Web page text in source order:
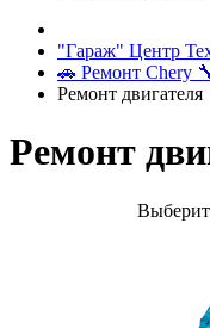
"Гараж" Центр
🚗 Ремонт Chery
Ремонт двигателя
Ремонт